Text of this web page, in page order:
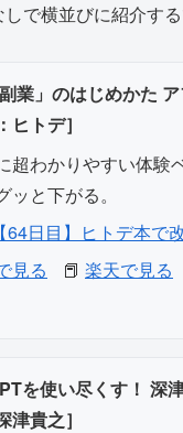
で横並びに紹介する
業」のはじめかた
ヒトデ］
超わかりやすい体験
と下がる。
【64日目】ヒトデ本で
見る 📕 楽天で見る
を使い尽くす！ 深
貴之］